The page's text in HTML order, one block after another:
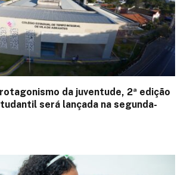
da juventude, 2ª edição
será lançada na segunda-